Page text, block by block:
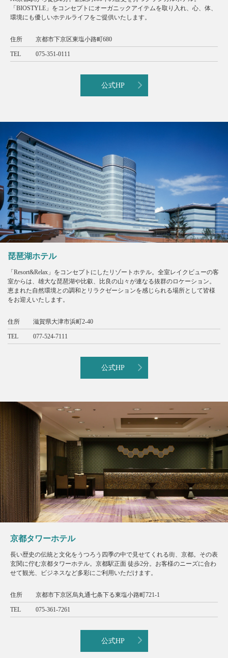
「BIOSTYLE」をコンセプトにオーガニックアイテムを取り入れ、心、体、
環境にも優しいホテルライフをご提供いたします。
住所 京都市下京区東塩小路町680
TEL 075-351-0111
公式HP
琵琶湖ホテル
「Resort&Relax」をコンセプトにしたリゾートホテル。全室レイクビューの客
室からは、雄大な琵琶湖や比叡、比良の山々が連なる抜群のロケーション。
恵まれた自然環境との調和とリラクゼーションを感じられる場所として皆様
をお迎えいたします。
住所 滋賀県大津市浜町2-40
TEL 077-524-7111
公式HP
京都タワーホテル
長い歴史の伝統と文化をうつろう四季の中で見せてくれる街、京都。その表
玄関に佇む京都タワーホテル。京都駅正面 徒歩2分。お客様のニーズに合わ
せて観光、ビジネスなど多彩にご利用いただけます。
住所 京都市下京区烏丸通七条下る東塩小路町721-1
TEL 075-361-7261
公式HP